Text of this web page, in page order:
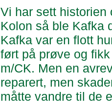
Vi har sett historien
Kolon så ble Kafka
Kafka var en flott
ført på prøve og
m/CK. Men en
reparert, men
måtte vandre til de